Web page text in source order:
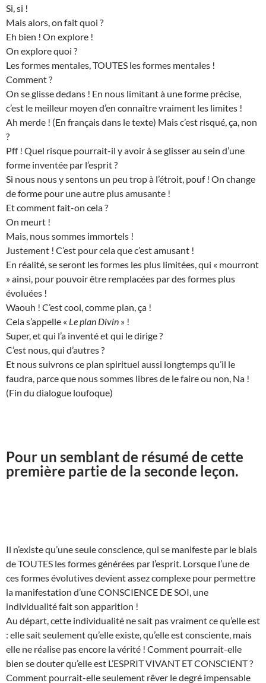
Si, si !
Mais alors, on fait quoi ?
Eh bien ! On explore !
On explore quoi ?
Les formes mentales, TOUTES les formes mentales !
Comment ?
On se glisse dedans ! En nous limitant à une forme précise,
c’est le meilleur moyen d’en connaître vraiment les limites !
Ah merde ! (En français dans le texte) Mais c’est risqué, ça, non
?
Pff ! Quel risque pourrait-il y avoir à se glisser au sein d’une
forme inventée par l’esprit ?
Si nous nous y sentons un peu trop à l’étroit, pouf ! On change
de forme pour une autre plus amusante !
Et comment fait-on cela ?
On meurt !
Mais, nous sommes immortels !
Justement ! C’est pour cela que c’est amusant !
En réalité, se seront les formes les plus limitées, qui « mourront
» ainsi, pour pouvoir être remplacées par des formes plus
évoluées !
Waouh ! C’est cool, comme plan, ça !
Cela s’appelle « Le plan Divin » !
Super, et qui l’a inventé et qui le dirige ?
C’est nous, qui d’autres ?
Et nous suivrons ce plan spirituel aussi longtemps qu’il le
faudra, parce que nous sommes libres de le faire ou non, Na !
(Fin du dialogue loufoque)
Pour un semblant de résumé de cette
première partie de la seconde leçon.
Il n’existe qu’une seule conscience, qui se manifeste par le biais
de TOUTES les formes générées par l’esprit. Lorsque l’une de
ces formes évolutives devient assez complexe pour permettre
la manifestation d’une CONSCIENCE DE SOI, une
individualité fait son apparition !
Au départ, cette individualité ne sait pas vraiment ce qu’elle est
: elle sait seulement qu’elle existe, qu’elle est consciente, mais
elle ne réalise pas encore la vérité ! Comment pourrait-elle
bien se douter qu’elle est L’ESPRIT VIVANT ET CONSCIENT ?
Comment pourrait-elle seulement rêver le degré impensable